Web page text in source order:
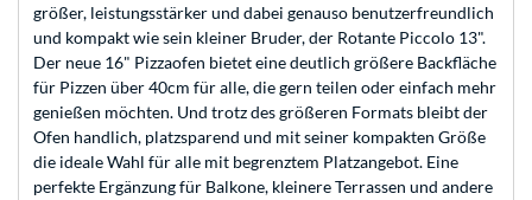
größer, leistungsstärker und dabei genauso benutzerfreundlich
und kompakt wie sein kleiner Bruder, der Rotante Piccolo 13".
Der neue 16" Pizzaofen bietet eine deutlich größere Backfläche
für Pizzen über 40cm für alle, die gern teilen oder einfach mehr
genießen möchten. Und trotz des größeren Formats bleibt der
Ofen handlich, platzsparend und mit seiner kompakten Größe
die ideale Wahl für alle mit begrenztem Platzangebot. Eine
perfekte Ergänzung für Balkone, kleinere Terrassen und andere